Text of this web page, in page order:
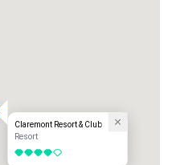
Claremont Resort & Club
Resort
4 van 5